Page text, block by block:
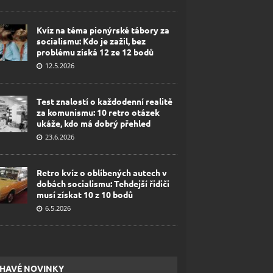
Kvíz na téma pionýrské tábory za
socialismu: Kdo je zažil, bez
problému získá 12 ze 12 bodů
12.5.2026
Test znalostí o každodenní realitě
za komunismu: 10 retro otázek
ukáže, kdo má dobrý přehled
23.6.2026
Retro kvíz o oblíbených autech v
dobách socialismu: Tehdejší řidiči
musí získat 10 z 10 bodů
6.5.2026
NOVINKY